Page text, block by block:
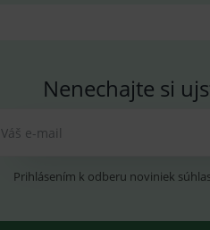
Nenechajte si
Váš e-mail
Prihlásením k odberu noviniek